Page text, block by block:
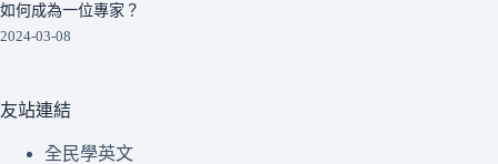
如何成為一位專家？
2024-03-08
友站連結
全民學英文